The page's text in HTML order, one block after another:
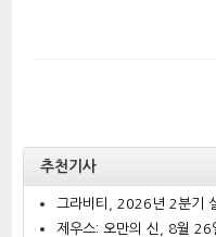
추천기사
그라비티, 2026년 2분기
제우스: 오만의 신, 8월 26